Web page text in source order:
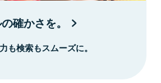
確かさを。
も検索もスムーズに。